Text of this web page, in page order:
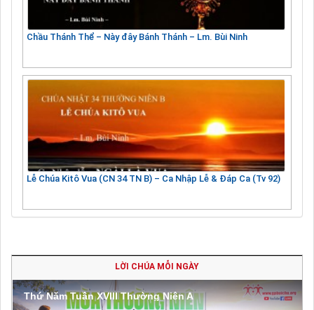
Chầu Thánh Thể – Này đây Bánh Thánh – Lm. Bùi Ninh
Lễ Chúa Kitô Vua (CN 34 TN B) – Ca Nhập Lễ & Đáp Ca (Tv 92)
LỜI CHÚA MỖI NGÀY
Thứ Năm Tuần XVIII Thường Niên A